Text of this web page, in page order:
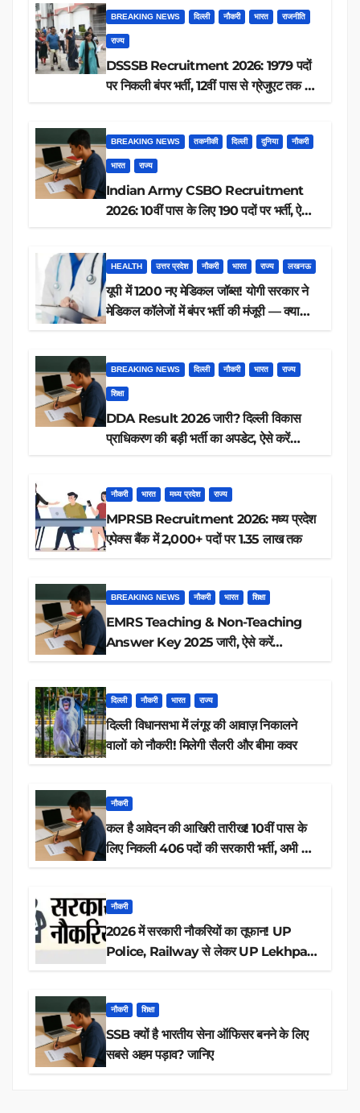
BREAKING NEWS दिल्ली नौकरी भारत राजनीति
राज्य
DSSSB Recruitment 2026: 1979 पदों
पर निकली बंपर भर्ती, 12वीं पास से ग्रेजुएट तक करें
BREAKING NEWS तकनीकी दिल्ली दुनिया नौकरी
भारत राज्य
Indian Army CSBO Recruitment
2026: 10वीं पास के लिए 190 पदों पर भर्ती, ऐसे
HEALTH उत्तर प्रदेश नौकरी भारत राज्य लखनऊ
यूपी में 1200 नए मेडिकल जॉब्स! योगी सरकार ने
मेडिकल कॉलेजों में बंपर भर्ती की मंजूरी — क्या
BREAKING NEWS दिल्ली नौकरी भारत राज्य
शिक्षा
DDA Result 2026 जारी? दिल्ली विकास
प्राधिकरण की बड़ी भर्ती का अपडेट, ऐसे करें
नौकरी भारत मध्य प्रदेश राज्य
MPRSB Recruitment 2026: मध्य प्रदेश
एपेक्स बैंक में 2,000+ पदों पर 1.35 लाख तक
BREAKING NEWS नौकरी भारत शिक्षा
EMRS Teaching & Non-Teaching
Answer Key 2025 जारी, ऐसे करें
दिल्ली नौकरी भारत राज्य
दिल्ली विधानसभा में लंगूर की आवाज़ निकालने
वालों को नौकरी! मिलेगी सैलरी और बीमा कवर
नौकरी
कल है आवेदन की आखिरी तारीख! 10वीं पास के
लिए निकली 406 पदों की सरकारी भर्ती, अभी करें
नौकरी
2026 में सरकारी नौकरियों का तूफान! UP
Police, Railway से लेकर UP Lekhpal
नौकरी शिक्षा
SSB क्यों है भारतीय सेना ऑफिसर बनने के लिए
सबसे अहम पड़ाव? जानिए